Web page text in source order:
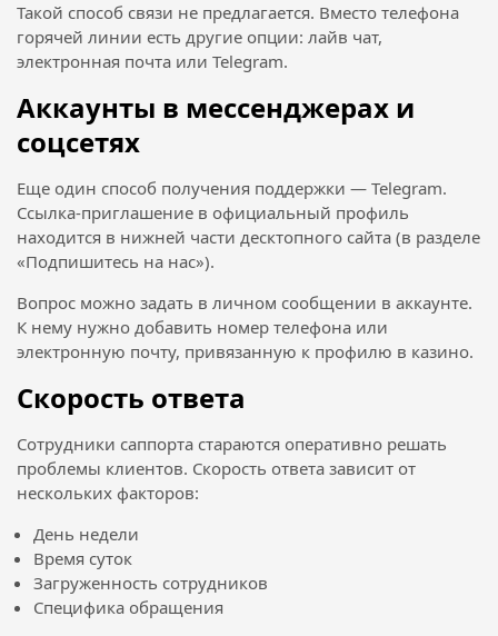
Такой способ связи не предлагается. Вместо телефона
горячей линии есть другие опции: лайв чат,
электронная почта или Telegram.
Аккаунты в мессенджерах и
соцсетях
Еще один способ получения поддержки — Telegram.
Ссылка-приглашение в официальный профиль
находится в нижней части десктопного сайта (в разделе
«Подпишитесь на нас»).
Вопрос можно задать в личном сообщении в аккаунте.
К нему нужно добавить номер телефона или
электронную почту, привязанную к профилю в казино.
Скорость ответа
Сотрудники саппорта стараются оперативно решать
проблемы клиентов. Скорость ответа зависит от
нескольких факторов:
День недели
Время суток
Загруженность сотрудников
Специфика обращения